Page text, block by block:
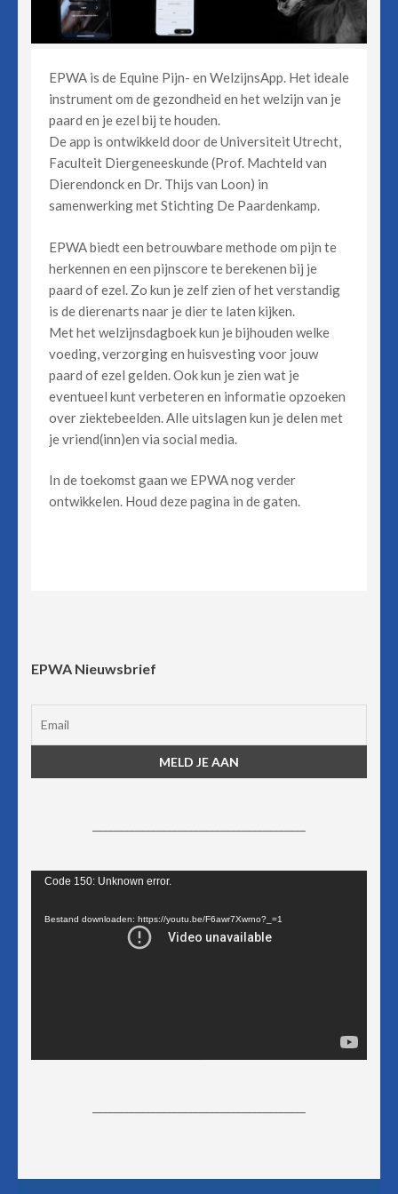
EPWA is de Equine Pijn- en WelzijnsApp. Het ideale
instrument om de gezondheid en het welzijn van je
paard en je ezel bij te houden.
De app is ontwikkeld door de Universiteit Utrecht,
Faculteit Diergeneeskunde (Prof. Machteld van
Dierendonck en Dr. Thijs van Loon) in
samenwerking met Stichting De Paardenkamp.
EPWA biedt een betrouwbare methode om pijn te
herkennen en een pijnscore te berekenen bij je
paard of ezel. Zo kun je zelf zien of het verstandig
is de dierenarts naar je dier te laten kijken.
Met het welzijnsdagboek kun je bijhouden welke
voeding, verzorging en huisvesting voor jouw
paard of ezel gelden. Ook kun je zien wat je
eventueel kunt verbeteren en informatie opzoeken
over ziektebeelden. Alle uitslagen kun je delen met
je vriend(inn)en via social media.
In de toekomst gaan we EPWA nog verder
ontwikkelen. Houd deze pagina in de gaten.
EPWA Nieuwsbrief
Videospeler
Code 150: Unknown error.
Bestand downloaden: https://youtu.be/F6awr7Xwrno?_=1